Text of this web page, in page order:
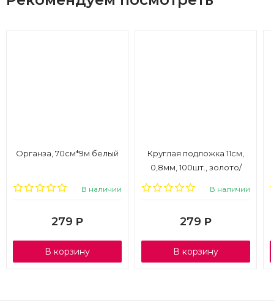
Органза, 70см*9м белый
В наличии
279 Р
В корзину
Круглая подложка 11см,
0,8мм, 100шт., золото/
крафт
В наличии
279 Р
В корзину